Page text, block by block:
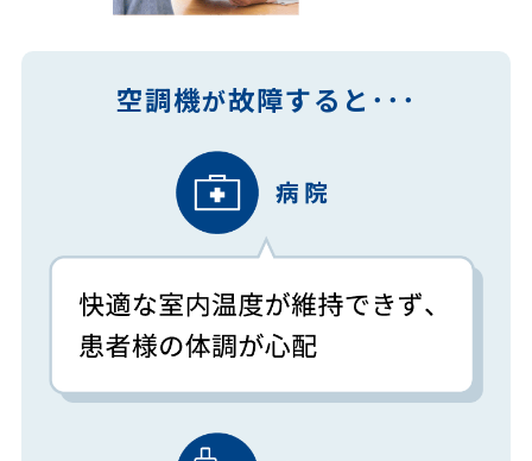
空調機が故障すると･･･